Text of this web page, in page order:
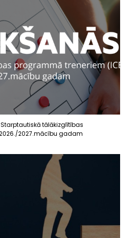
tālākizglītības
2027.mācību gadam